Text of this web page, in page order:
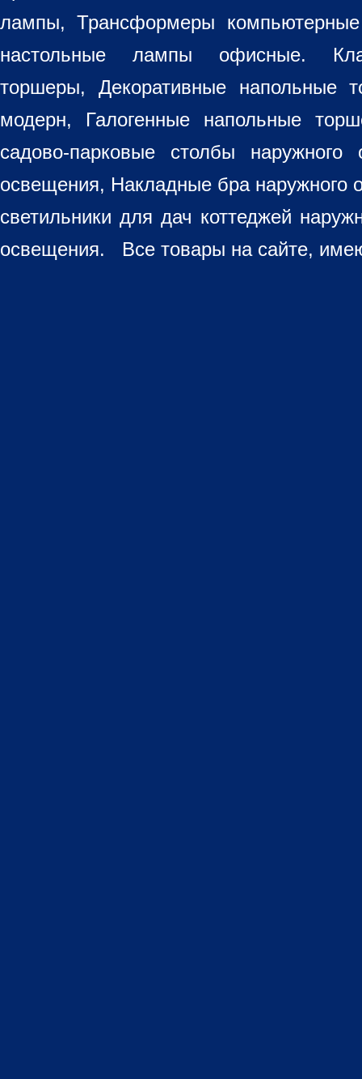
лампы, Трансформеры
настольные лампы офисные.
торшеры, Декоративные напольные
модерн, Галогенные напольные
садово-парковые столбы
освещения, Накладные бра наружного
светильники для дач коттеджей
освещения. Все товары на сайте,